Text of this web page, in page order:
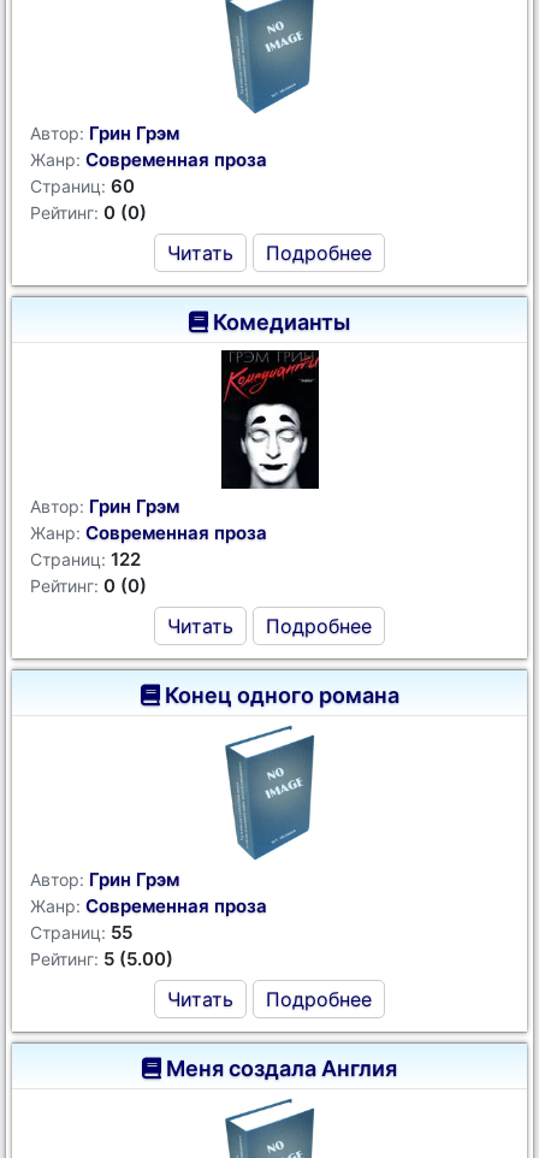
Автор: Грин Грэм
Жанр: Современная проза
Страниц: 60
Рейтинг: 0 (0)
Читать Подробнее
Комедианты
Автор: Грин Грэм
Жанр: Современная проза
Страниц: 122
Рейтинг: 0 (0)
Читать Подробнее
Конец одного романа
Автор: Грин Грэм
Жанр: Современная проза
Страниц: 55
Рейтинг: 5 (5.00)
Читать Подробнее
Меня создала Англия